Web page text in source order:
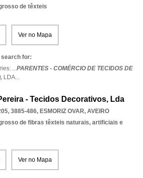
de têxteis
Ver no Mapa
search for:
...PARENTES - COMÉRCIO DE TECIDOS DE
LDA...
- Tecidos Decorativos, Lda
3885-486, ESMORIZ OVAR, AVEIRO
de fibras têxteis naturais, artificiais e
Ver no Mapa